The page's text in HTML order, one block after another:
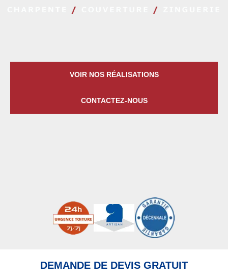
VOIR NOS RÉALISATIONS
CONTACTEZ-NOUS
DEMANDE DE DEVIS GRATUIT